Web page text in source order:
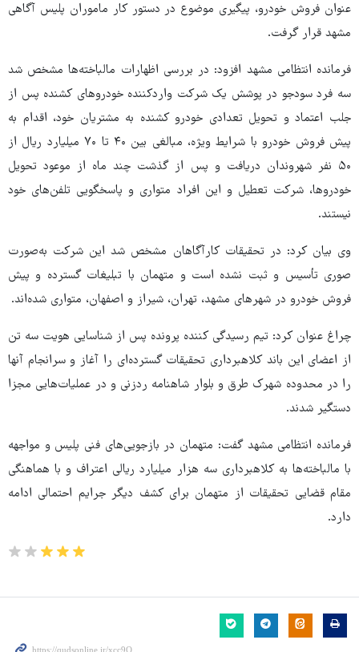
عنوان فروش خودرو، پیگیری موضوع در دستور کار ماموران پلیس آگاهی
مشهد قرار گرفت.
فرمانده انتظامی مشهد افزود: در بررسی اظهارات مالباخته‌ها مشخص شد
سه فرد سودجو در پوشش یک شرکت واردکننده خودروهای کشنده پس از
جلب اعتماد و تحویل تعدادی خودرو کشنده به مشتریان خود، اقدام به
پیش فروش خودرو با شرایط ویژه، مبالغی بین ۴۰ تا ۷۰ میلیارد ریال از
۵۰ نفر شهروندان دریافت و پس از گذشت چند ماه از موعود تحویل
خودروها، شرکت تعطیل و این افراد متواری و پاسخگویی تلفن‌های خود
نیستند.
وی بیان کرد: در تحقیقات کارآگاهان مشخص شد این شرکت به‌صورت
صوری تأسیس و ثبت نشده است و متهمان با تبلیغات گسترده و پیش
فروش خودرو در شهرهای مشهد، تهران، شیراز و اصفهان، متواری شده‌اند.
چراغ عنوان کرد: تیم رسیدگی کننده پرونده پس از شناسایی هویت سه تن
از اعضای این باند کلاهبرداری تحقیقات گسترده‌ای را آغاز و سرانجام آنها
را در محدوده شهرک طرق و بلوار شاهنامه ردزنی و در عملیات‌هایی مجزا
دستگیر شدند.
فرمانده انتظامی مشهد گفت: متهمان در بازجویی‌های فنی پلیس و مواجهه
با مالباخته‌ها به کلاهبرداری سه هزار میلیارد ریالی اعتراف و با هماهنگی
مقام قضایی تحقیقات از متهمان برای کشف دیگر جرایم احتمالی ادامه
دارد.